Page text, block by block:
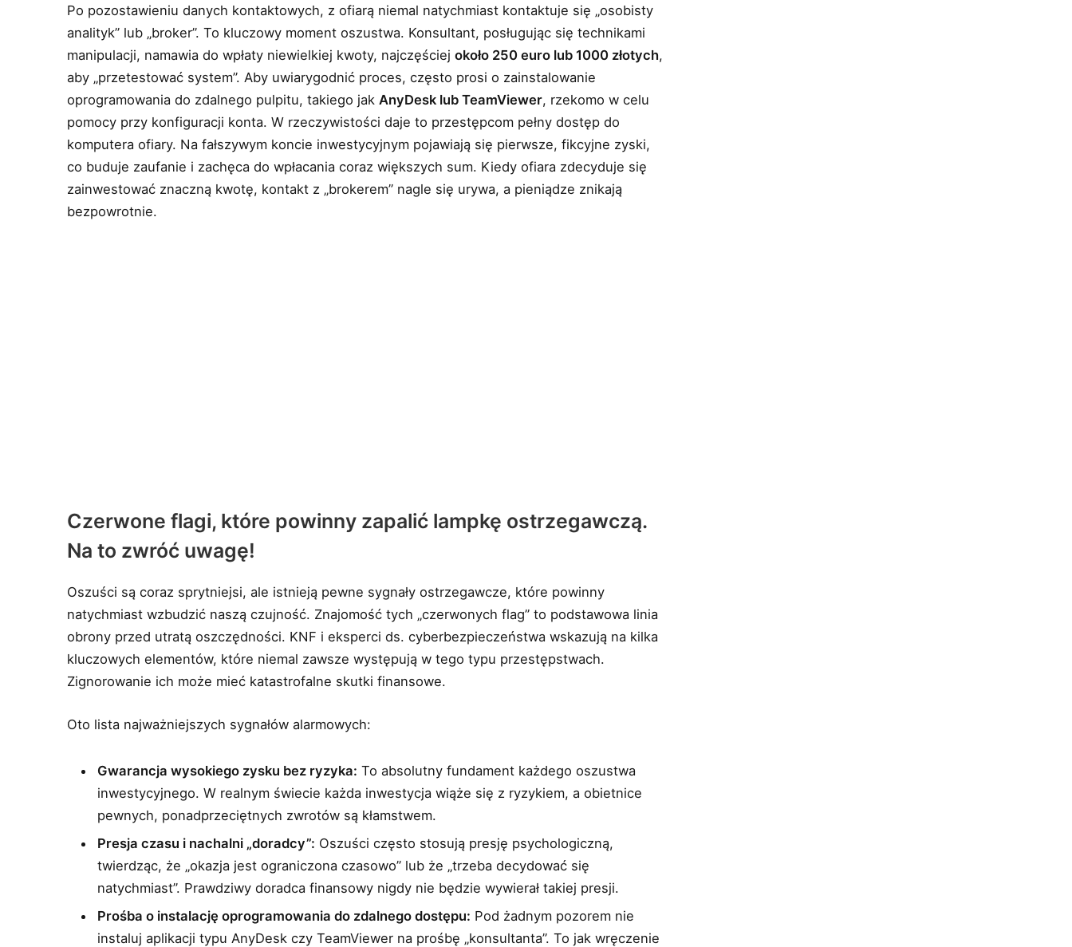
Po pozostawieniu danych kontaktowych, z ofiarą niemal natychmiast kontaktuje się „osobisty
analityk” lub „broker”. To kluczowy moment oszustwa. Konsultant, posługując się technikami
manipulacji, namawia do wpłaty niewielkiej kwoty, najczęściejokoło 250 euro lub 1000 złotych,
aby „przetestować system”. Aby uwiarygodnić proces, często prosi o zainstalowanie
oprogramowania do zdalnego pulpitu, takiego jakAnyDesk lub TeamViewer, rzekomo w celu
pomocy przy konfiguracji konta. W rzeczywistości daje to przestępcom pełny dostęp do
komputera ofiary. Na fałszywym koncie inwestycyjnym pojawiają się pierwsze, fikcyjne zyski,
co buduje zaufanie i zachęca do wpłacania coraz większych sum. Kiedy ofiara zdecyduje się
zainwestować znaczną kwotę, kontakt z „brokerem” nagle się urywa, a pieniądze znikają
bezpowrotnie.
Czerwone flagi, które powinny zapalić lampkę ostrzegawczą.
Na to zwróć uwagę!
Oszuści są coraz sprytniejsi, ale istnieją pewne sygnały ostrzegawcze, które powinny
natychmiast wzbudzić naszą czujność. Znajomość tych „czerwonych flag” to podstawowa linia
obrony przed utratą oszczędności. KNF i eksperci ds. cyberbezpieczeństwa wskazują na kilka
kluczowych elementów, które niemal zawsze występują w tego typu przestępstwach.
Zignorowanie ich może mieć katastrofalne skutki finansowe.
Oto lista najważniejszych sygnałów alarmowych:
Gwarancja wysokiego zysku bez ryzyka: To absolutny fundament każdego oszustwa
inwestycyjnego. W realnym świecie każda inwestycja wiąże się z ryzykiem, a obietnice
pewnych, ponadprzeciętnych zwrotów są kłamstwem.
Presja czasu i nachalni „doradcy”: Oszuści często stosują presję psychologiczną,
twierdząc, że „okazja jest ograniczona czasowo” lub że „trzeba decydować się
natychmiast”. Prawdziwy doradca finansowy nigdy nie będzie wywierał takiej presji.
Prośba o instalację oprogramowania do zdalnego dostępu: Pod żadnym pozorem nie
instaluj aplikacji typu AnyDesk czy TeamViewer na prośbę „konsultanta”. To jak wręczenie